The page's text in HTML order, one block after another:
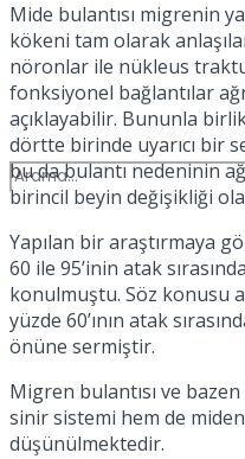
No Result
Mide bulantısı migrenin
kökeni tam olarak
nöronlar ile nükleus
fonksiyonel bağlantılar
açıklayabilir. Bununla
dörtte birinde uyarıcı bir
bu da bulantı nedeninin
birincil beyin değişikliği
Yapılan bir araştırmaya
60 ile 95’inin atak
konulmuştu. Söz konusu
yüzde 60’ının atak
önüne sermiştir.
Migren bulantısı ve
sinir sistemi hem de
düşünülmektedir.